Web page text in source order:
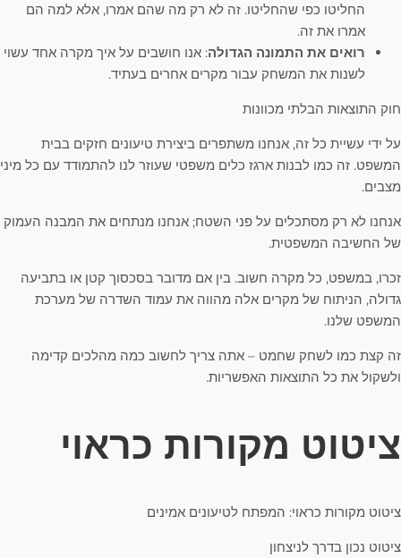
החליטו כפי שהחליטו. זה לא רק מה שהם אמרו, אלא למה הם
אמרו את זה.
רואים את התמונה הגדולה: אנו חושבים על איך מקרה אחד עשוי
לשנות את המשחק עבור מקרים אחרים בעתיד.
חוק התוצאות הבלתי מכוונות
על ידי עשיית כל זה, אנחנו משתפרים ביצירת טיעונים חזקים בבית
המשפט. זה כמו לבנות ארגז כלים משפטי שעוזר לנו להתמודד עם כל מיני
מצבים.
אנחנו לא רק מסתכלים על פני השטח; אנחנו מנתחים את המבנה העמוק
של החשיבה המשפטית.
זכרו, במשפט, כל מקרה חשוב. בין אם מדובר בסכסוך קטן או בתביעה
גדולה, הניתוח של מקרים אלה מהווה את עמוד השדרה של מערכת
המשפט שלנו.
זה קצת כמו לשחק שחמט – אתה צריך לחשוב כמה מהלכים קדימה
ולשקול את כל התוצאות האפשריות.
ציטוט מקורות כראוי
ציטוט מקורות כראוי: המפתח לטיעונים אמינים
ציטוט נכון בדרך לניצחון